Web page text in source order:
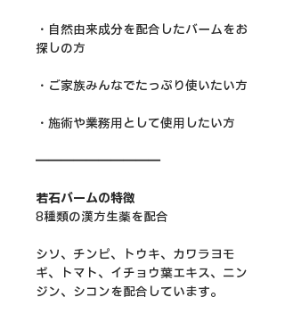
・自然由来成分を配合したバームをお
探しの方
・ご家族みんなでたっぷり使いたい方
・施術や業務用として使用したい方
━━━━━━━━━━
若石バームの特徴
8種類の漢方生薬を配合
シソ、チンピ、トウキ、カワラヨモ
ギ、トマト、イチョウ葉エキス、ニン
ジン、シコンを配合しています。